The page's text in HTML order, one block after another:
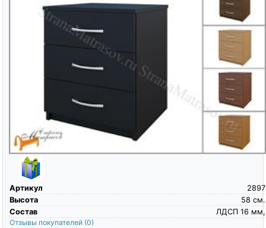
Артикул
2897
Высота
см.
58
Состав
ЛДСП 16 мм,
Отзывы покупателей (0)